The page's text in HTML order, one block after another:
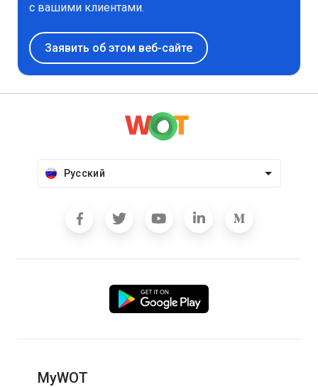
с вашими клиентами.
Заявить об этом веб-сайте
Русский
MyWOT